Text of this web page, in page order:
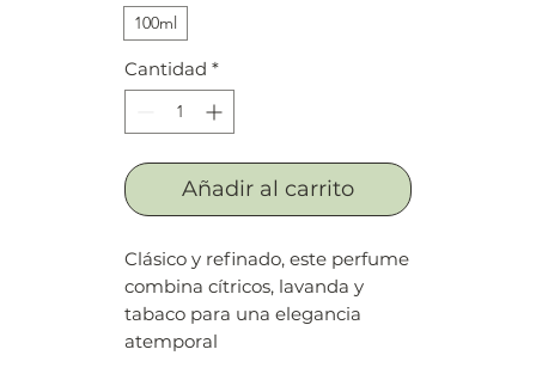
100ml
Cantidad *
Añadir al carrito
Clásico y refinado, este perfume
combina cítricos, lavanda y
tabaco para una elegancia
atemporal